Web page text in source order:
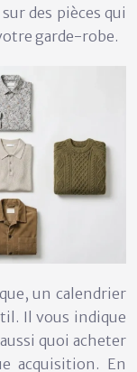
des pièces qui
garde-robe.
un calendrier
Il vous indique
quoi acheter
acquisition. En